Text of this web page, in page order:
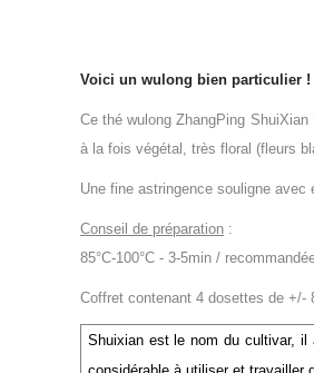
Voici un wulong bien particulier
Ce thé wulong ZhangPing ShuiXian
à la fois végétal, très floral (fleurs
Une fine astringence souligne avec
Conseil de préparation :
85°C-100°C - 3-5min /
Coffret contenant 4 dosettes de +/-
Shuixian est le nom du cultivar, il